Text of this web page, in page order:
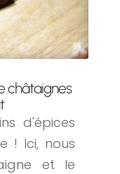
châtaignes
d'épices
! Ici, nous
et le